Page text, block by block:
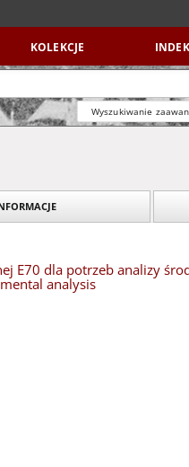
KOLEKCJE
Wyszukiwanie
E70 dla potrzeb analizy
analysis